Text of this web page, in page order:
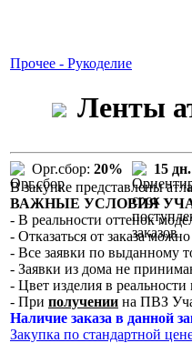
Прочее - Рукоделие
Ленты
Орг.сбор: 20% 15 дн.
В закупке представлены
ВАЖНЫЕ УСЛОВИЯ
- В реальности оттенок
- Отказаться от заказа
- Все заявки по выданному
- Заявки из дома не
- Цвет изделия в
- При получении на ПВЗ
Наличие заказа в данной
Закупка по стандартной